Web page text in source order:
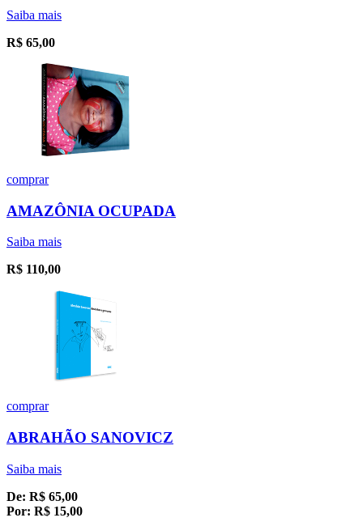
Saiba mais
R$ 65,00
comprar
AMAZÔNIA OCUPADA
Saiba mais
R$ 110,00
comprar
ABRAHÃO SANOVICZ
Saiba mais
De: R$ 65,00
Por: R$ 15,00